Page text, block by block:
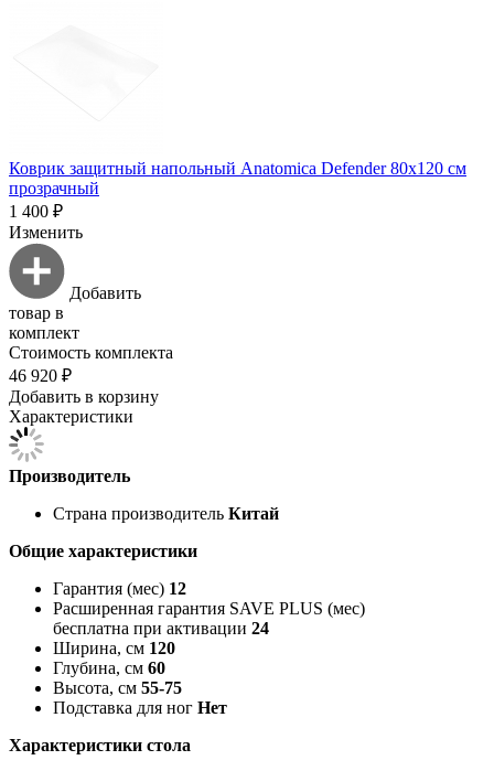
Коврик защитный напольный Anatomica Defender 80х120 см
прозрачный
1 400 ₽
Изменить
Добавить
товар в
комплект
Стоимость комплекта
46 920 ₽
Добавить в корзину
Характеристики
Производитель
Страна производитель Китай
Общие характеристики
Гарантия (мес) 12
Расширенная гарантия SAVE PLUS (мес)
бесплатна при активации 24
Ширина, см 120
Глубина, см 60
Высота, см 55-75
Подставка для ног Нет
Характеристики стола